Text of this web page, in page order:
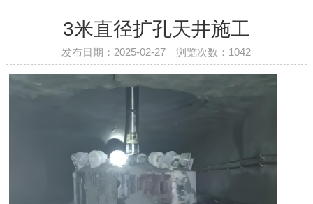
3米直径扩孔天井施工
发布日期：2025-02-27 浏览次数： 1042